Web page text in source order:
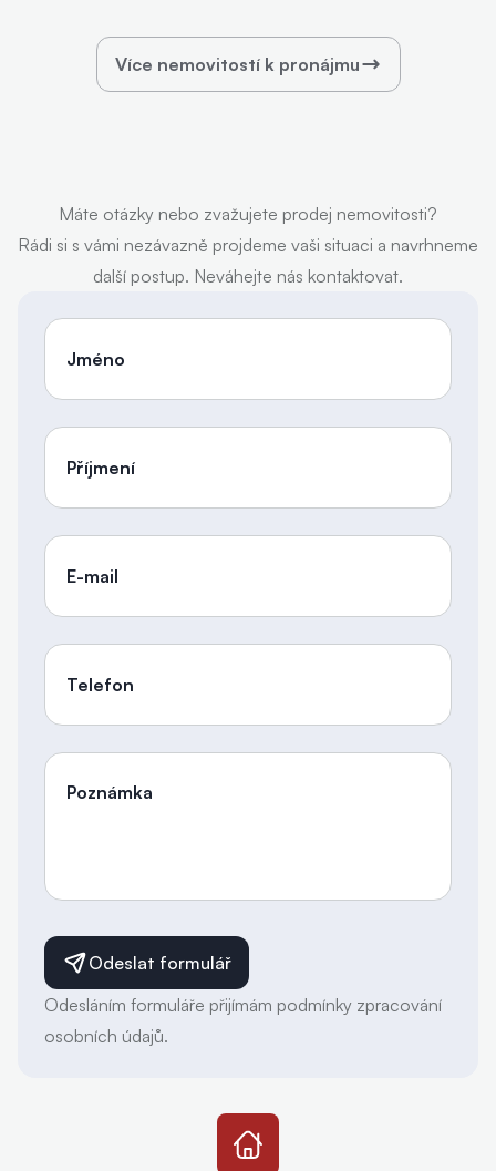
Více nemovitostí k pronájmu
Máte otázky nebo zvažujete prodej nemovitosti?
Rádi si s vámi nezávazně projdeme vaši situaci a navrhneme
další postup. Neváhejte nás kontaktovat.
Jméno
Příjmení
E-mail
Telefon
Poznámka
Odeslat formulář
Odesláním formuláře přijímám podmínky zpracování
osobních údajů.